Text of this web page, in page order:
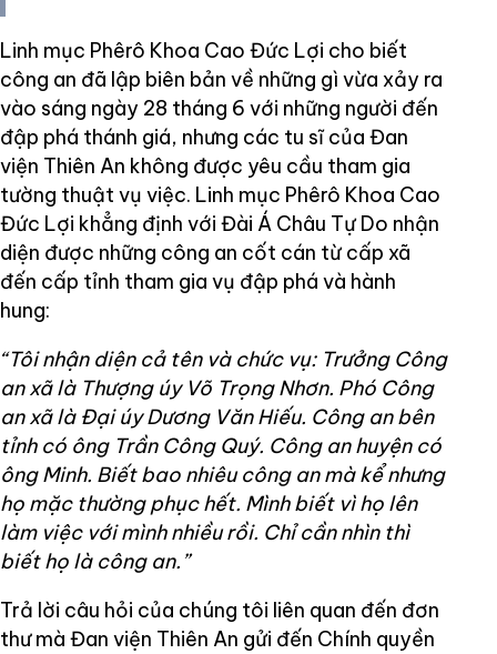
Linh mục Phêrô Khoa Cao Đức Lợi cho biết
công an đã lập biên bản về những gì vừa xảy ra
vào sáng ngày 28 tháng 6 với những người đến
đập phá thánh giá, nhưng các tu sĩ của Đan
viện Thiên An không được yêu cầu tham gia
tường thuật vụ việc. Linh mục Phêrô Khoa Cao
Đức Lợi khẳng định với Đài Á Châu Tự Do nhận
diện được những công an cốt cán từ cấp xã
đến cấp tỉnh tham gia vụ đập phá và hành
hung:
“Tôi nhận diện cả tên và chức vụ: Trưởng Công
an xã là Thượng úy Võ Trọng Nhơn. Phó Công
an xã là Đại úy Dương Văn Hiếu. Công an bên
tỉnh có ông Trần Công Quý. Công an huyện có
ông Minh. Biết bao nhiêu công an mà kể nhưng
họ mặc thường phục hết. Mình biết vì họ lên
làm việc với mình nhiều rồi. Chỉ cần nhìn thì
biết họ là công an.”
Trả lời câu hỏi của chúng tôi liên quan đến đơn
thư mà Đan viện Thiên An gửi đến Chính quyền